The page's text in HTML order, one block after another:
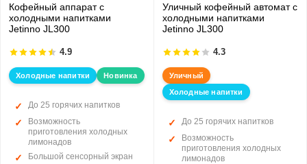
Кофейный аппарат с
холодными напитками
Jetinno JL300
4.9
Холодные напитки Новинка
До 25 горячих напитков
Возможность
приготовления холодных
лимонадов
Большой сенсорный экран
Уличный кофейный автомат с
холодными напитками
Jetinno JL300
4.3
Уличный
Холодные напитки
До 25 горячих напитков
Возможность
приготовления холодных
лимонадов